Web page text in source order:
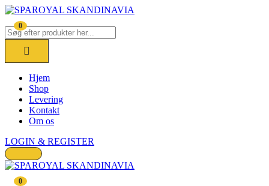
0
Hjem
Shop
Levering
Kontakt
Om os
LOGIN & REGISTER
0